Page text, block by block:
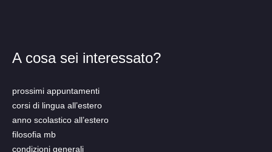
A cosa sei interessato?
prossimi appuntamenti
corsi di lingua all’estero
anno scolastico all’estero
filosofia mb
condizioni generali